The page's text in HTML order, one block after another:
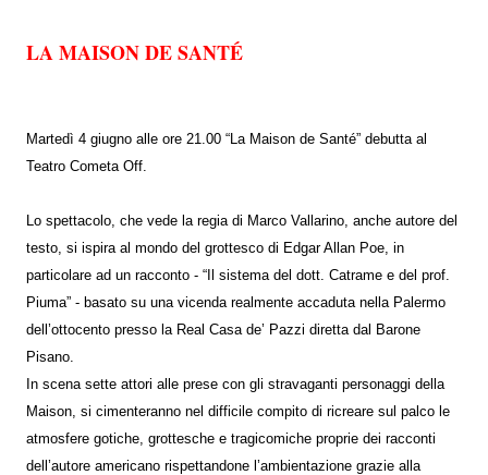
LA MAISON DE SANTÉ
Martedì 4 giugno alle ore 21.00 “La Maison de Santé” debutta al
Teatro Cometa Off.
Lo spettacolo, che vede la regia di Marco Vallarino, anche autore del
testo, si ispira al mondo del grottesco di Edgar Allan Poe, in
particolare ad un racconto - “Il sistema del dott. Catrame e del prof.
Piuma” - basato su una vicenda realmente accaduta nella Palermo
dell’ottocento presso la Real Casa de’ Pazzi diretta dal Barone
Pisano.
In scena sette attori alle prese con gli stravaganti personaggi della
Maison, si cimenteranno nel difficile compito di ricreare sul palco le
atmosfere gotiche, grottesche e tragicomiche proprie dei racconti
dell’autore americano rispettandone l’ambientazione grazie alla